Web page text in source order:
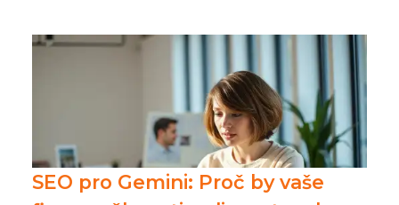
SEO pro Gemini: Proč by vaše